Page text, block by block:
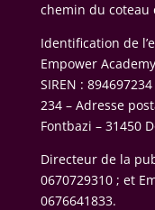
chemin du coteau
Identification de
Empower
SIREN :
234 – Adresse
Fontbazi – 31450
Directeur de la
0670729310 ; et
0676641833.